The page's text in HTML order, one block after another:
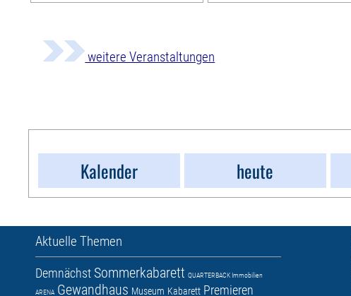
weitere Veranstaltungen
Kalender
heute
Aktuelle Themen
Demnächst Sommerkabarett QUARTERBACK Immobilien
ARENA Gewandhaus Museum Kabarett Premieren